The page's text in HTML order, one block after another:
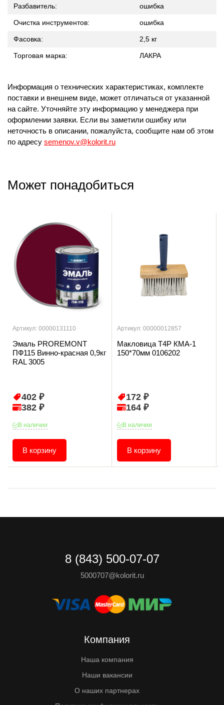
Разбавитель: ошибка
Очистка инструментов: ошибка
Фасовка: 2,5 кг
Торговая марка: ЛАКРА
Информация о технических характеристиках, комплекте
поставки и внешнем виде, может отличаться от указанной
на сайте. Уточняйте эту информацию у менеджера при
оформлении заявки. Если вы заметили ошибку или
неточность в описании, пожалуйста, сообщите нам об этом
по адресу semenov.v@kolorit.ru
Может понадобиться
Артикул: 00000131110
Эмаль PROREMONT
ПФ115 Винно-красная 0,9кг
RAL 3005
402 ₽
382 ₽
В наличии
В корзину
Артикул: 00000012857
Макловица T4P КМА-1
150*70мм 0106202
172 ₽
164 ₽
В наличии
В корзину
8 (843) 500-07-07
5000707@kolorit.ru
Компания
Наша компания
Наши вакансии
О наших партнерах